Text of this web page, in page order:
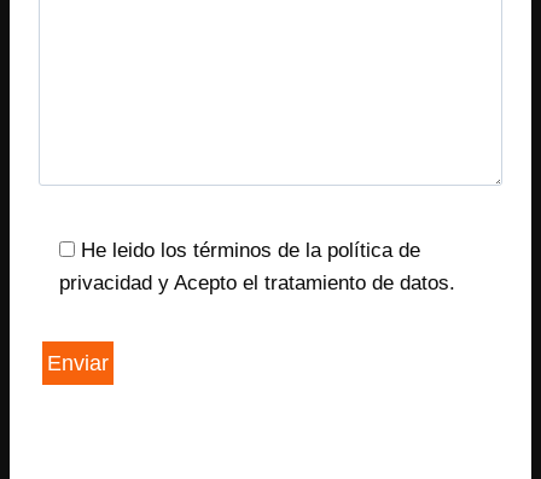
He leido los términos de la política de
privacidad y Acepto el tratamiento de datos.